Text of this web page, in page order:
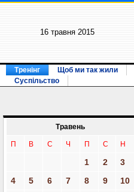
16 травня 2015
Тренінг Щоб ми так жили
Суспільство
Травень
П В С Ч П С Н
1 2
3
4
5 6 7 8 9
10